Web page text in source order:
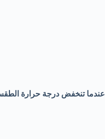
عندما تنخفض درجة حرارة